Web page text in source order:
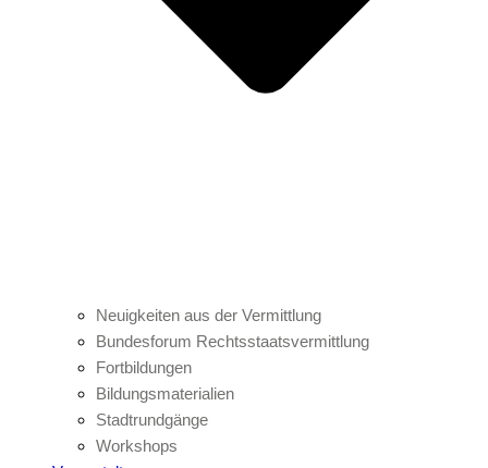
Neuigkeiten aus der Vermittlung
Bundesforum Rechtsstaatsvermittlung
Fortbildungen
Bildungsmaterialien
Stadtrundgänge
Workshops